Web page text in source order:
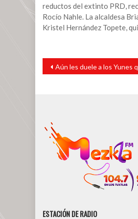
reductos del extinto PRD,
Rocío Nahle. La alcaldesa
Kristel Hernández Topete,
Navegación
entradas
Aún les duele a los Yunes que Cuitláhuac García
ESTACIÓN DE RADIO